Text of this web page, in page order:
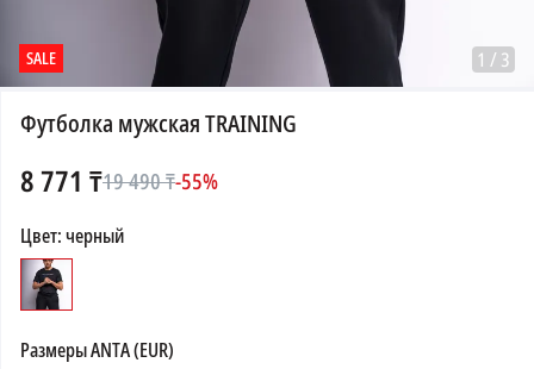
SALE 1 / 3
Футболка мужская TRAINING
8 771 ₸19 490₸-55%
Цвет:черный
РазмерыANTA (EUR)